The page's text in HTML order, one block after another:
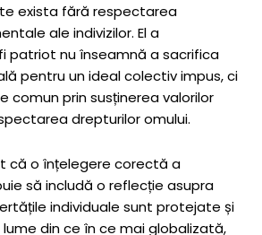
exista fără respectarea
ale indivizilor. El a
patriot nu înseamnă a sacrifica
pentru un ideal colectiv impus, ci
comun prin susținerea valorilor
drepturilor omului.
că o înțelegere corectă a
să includă o reflecție asupra
individuale sunt protejate și
din ce în ce mai globalizată,